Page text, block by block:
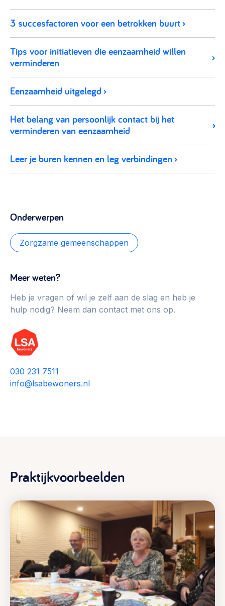
3 succesfactoren voor een betrokken buurt
Tips voor initiatieven die eenzaamheid willen
verminderen
Eenzaamheid uitgelegd
Het belang van persoonlijk contact bij het
verminderen van eenzaamheid
Leer je buren kennen en leg verbindingen
Onderwerpen
Zorgzame gemeenschappen
Meer weten?
Heb je vragen of wil je zelf aan de slag en heb je
hulp nodig? Neem dan contact met ons op.
030 231 7511
info@lsabewoners.nl
Praktijkvoorbeelden